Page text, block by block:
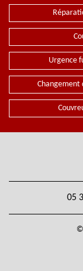
Urgence
Changement
05
©